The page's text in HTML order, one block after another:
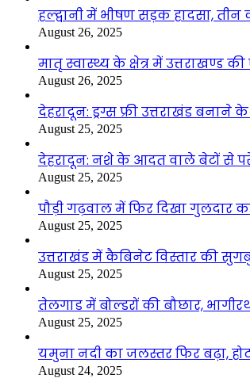
हल्द्वानी में भीषण सड़क हादसा, तीन
August 26, 2025
मातृ स्वास्थ्य के क्षेत्र में उत्तराखण्ड
August 26, 2025
देहरादून: ड्रग्स फ्री उत्तराखंड
August 25, 2025
देहरादून: नशे के आदत वाले बेटों से
August 25, 2025
पौड़ी गढ़वाल में फिर दिखा
August 25, 2025
उत्तराखंड में कैबिनेट विस्तार की
August 25, 2025
तेलगाड में बोल्डरों की बौछार,
August 25, 2025
यमुना नदी का जलस्तर फिर बढ़ा,
August 24, 2025